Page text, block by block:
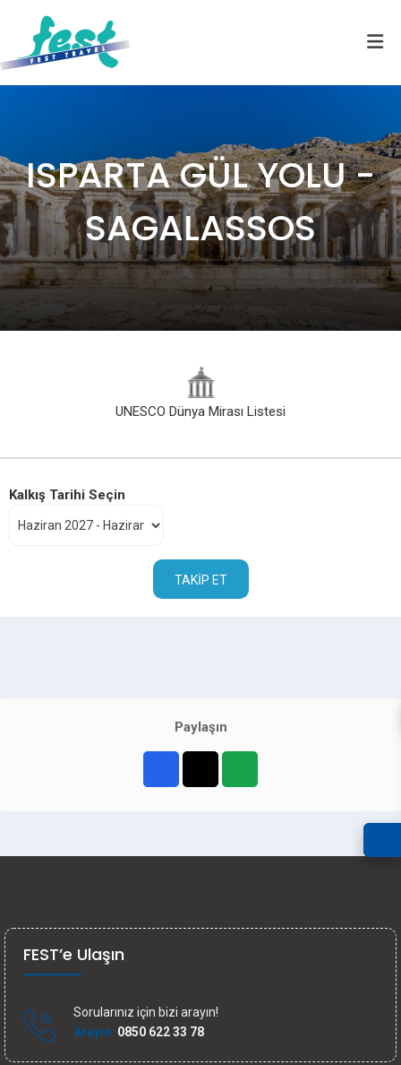
ISPARTA GÜL YOLU -
SAGALASSOS
UNESCO Dünya Mirası Listesi
Kalkış Tarihi Seçin
TAKIP ET
Paylaşın
FEST’e Ulaşın
Sorularınız için bizi arayın!
Arayın: 0850 622 33 78